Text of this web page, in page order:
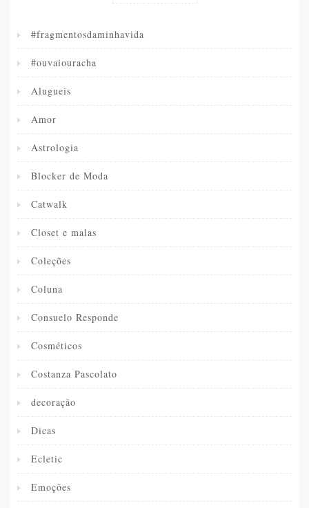
#fragmentosdaminhavida
#ouvaiouracha
Alugueis
Amor
Astrologia
Blocker de Moda
Catwalk
Closet e malas
Coleções
Coluna
Consuelo Responde
Cosméticos
Costanza Pascolato
decoração
Dicas
Ecletic
Emoções